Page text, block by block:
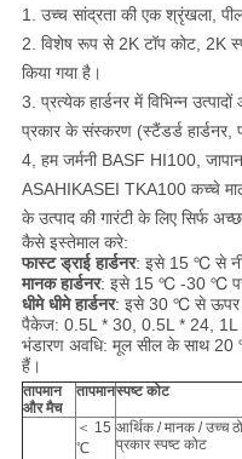
1. उच्च सांद्रता की एक श्रृंखला, पीला
2. विशेष रूप से 2K टॉप कोट, 2K
किया गया है।
3. प्रत्येक हार्डनर में विभिन्न
प्रकार के संस्करण (स्टैंडर्ड हार्डनर,
4, हम जर्मनी BASF HI100,
ASAHIKASEI TKA100 कच्चे
के उत्पाद की गारंटी के लिए सिर्फ
कैसे इस्तेमाल करे:
फास्ट ड्राई हार्डनर: इसे 15 ℃ से
मानक हार्डनर: इसे 15 ℃ -30 ℃ पर
धीमे धीमे हार्डनर: इसे 30 ℃ से ऊपर
पैकेज: 0.5L * 30, 0.5L * 24,
भंडारण अवधि: मूल सील के साथ
हैं।
तापमान
और मैच
तापमानस्पष्ट कोट
＜ 15
℃
आर्थिक / मानक / उच्च
प्रकार स्पष्ट कोट